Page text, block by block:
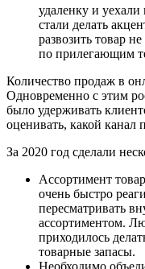
удаленку и
стали делать
развозить товар
по прилегающим
Количество продаж в
Одновременно с этим
было удерживать
оценивать, какой канал
За 2020 год сделали
Ассортимент
очень быстро
пересматривать
ассортиментом.
приходилось
товарные запасы.